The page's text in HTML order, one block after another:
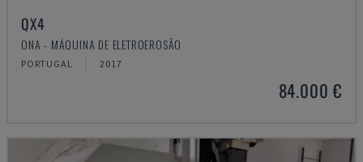
QX4
ONA - MÁQUINA DE ELETROEROSÃO
PORTUGAL 2017
84.000 €